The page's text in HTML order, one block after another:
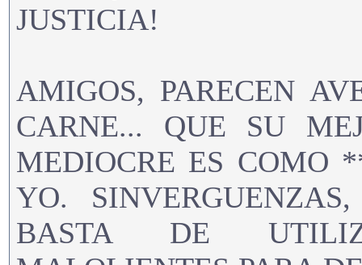
JUSTICIA!
AMIGOS, PARECEN
CARNE... QUE SU
MEDIOCRE ES COMO
YO.
BASTA DE